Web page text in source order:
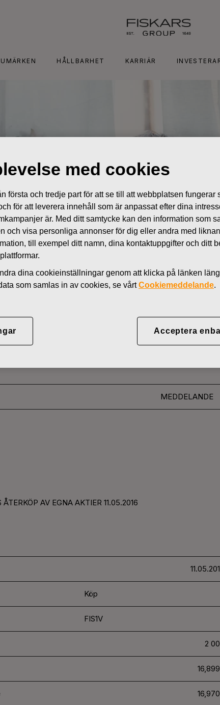
HÅLLBARHET KARRIÄR
I EGNA AKTIER
11.05.2016
MEDDELANDE
AV EGNA AKTIER 11.05.2016
Köp
FIS1V
2
med cookies
första och tredje part för att se till att webbplatsen
för att leverera innehåll som är anpassat efter dina
är. Med ditt samtycke kan den information som
och visa personliga annonser för dig eller andra med
till exempel ditt namn, dina kontaktuppgifter och ditt
dina cookieinställningar genom att klicka på länken
som samlas in av cookies, se vårtCookiemeddelande.
Acceptera